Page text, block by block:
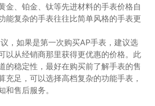
金、铂金、钛等先进材料的手表价格自
能复杂的手表往往比简单风格的手表更
，如果是第一次购买AP手表，建议选
以从经销商那里获得更优惠的价格。此
的稳定性，最好在购买前了解手表的售
充足，可以选择高档复杂的功能手表，
和售后服务。